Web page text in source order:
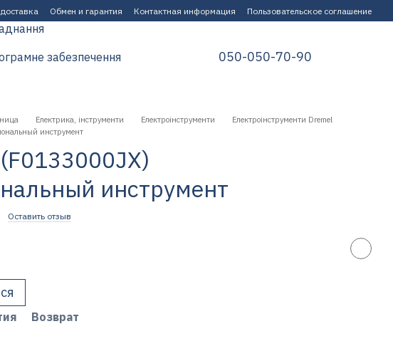
Обмен и гарантия Контактная информация Пользовательское соглашение
забезпечення
050-050-70-90
Електрика, інструменти Електроінструменти
Електроінструменти Dremel
инструмент
инструмент
Оставить отзыв
Возврат